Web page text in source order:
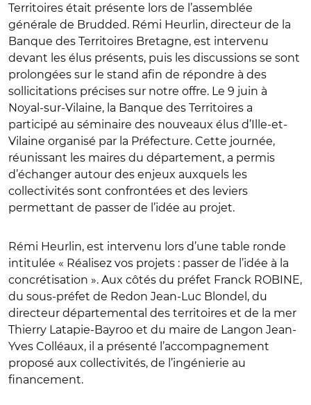
Territoires était présente lors de l’assemblée
générale de Brudded. Rémi Heurlin, directeur de la
Banque des Territoires Bretagne, est intervenu
devant les élus présents, puis les discussions se sont
prolongées sur le stand afin de répondre à des
sollicitations précises sur notre offre. Le 9 juin à
Noyal-sur-Vilaine, la Banque des Territoires a
participé au séminaire des nouveaux élus d’Ille-et-
Vilaine organisé par la Préfecture. Cette journée,
réunissant les maires du département, a permis
d’échanger autour des enjeux auxquels les
collectivités sont confrontées et des leviers
permettant de passer de l’idée au projet.
Rémi Heurlin, est intervenu lors d’une table ronde
intitulée « Réalisez vos projets : passer de l’idée à la
concrétisation ». Aux côtés du préfet Franck ROBINE,
du sous-préfet de Redon Jean-Luc Blondel, du
directeur départemental des territoires et de la mer
Thierry Latapie-Bayroo et du maire de Langon Jean-
Yves Colléaux, il a présenté l’accompagnement
proposé aux collectivités, de l’ingénierie au
financement.